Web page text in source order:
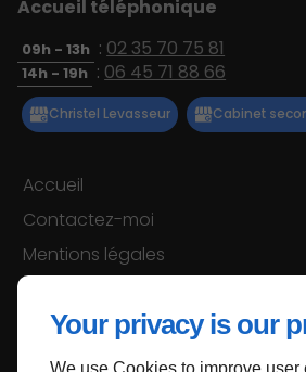
Your privacy is our
We use Cookies to improve user
Accueil téléphonique
09h - 13h : 02 35 70 75 81
14h - 19h : 06 45 71 88 66
Accueil
Contactez-moi
Mentions légales